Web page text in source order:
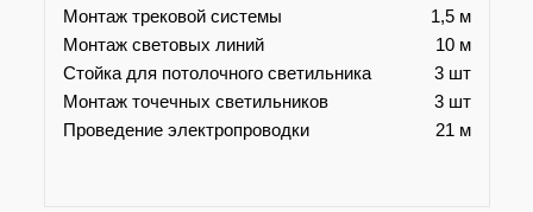
Монтаж трековой системы
1,5 м
Монтаж световых линий
10 м
Стойка для потолочного светильника
3 шт
Монтаж точечных светильников
3 шт
Проведение электропроводки
21 м